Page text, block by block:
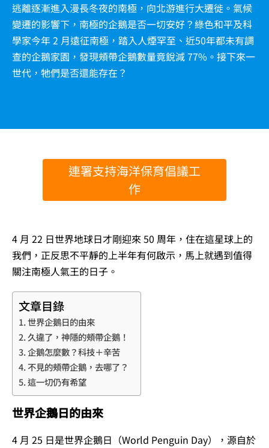
逃離逐漸進入漫長冬夜的南極，向北游進行大遷徙。氣候
變遷的影響下，南極的企鵝是否一切安好？綠色和平及科
學家今年 2 月遠征南極，踏入人煙罕至、近50年都未有調
查的企鵝家園，發現頰帶企鵝數量竟銳減 77%。接下來一
世代，牠們是否還能存在？
連署支持海洋保育倡議工
作
4 月 22 日世界地球日才剛迎來 50 周年，住在這星球上的
我們，正反思不平靜的上半年有何啟示，馬上就遇到值得
關注南極人氣王的日子。
文章目錄
世界企鵝日的由來
久違了，神隱的頰帶企鵝！
企鵝怎麼數？科技＋辛苦
不見的頰帶企鵝，去哪了？
這一切仍有希望
世界企鵝日的由來
4 月 25 日是世界企鵝日（World Penguin Day），源自於